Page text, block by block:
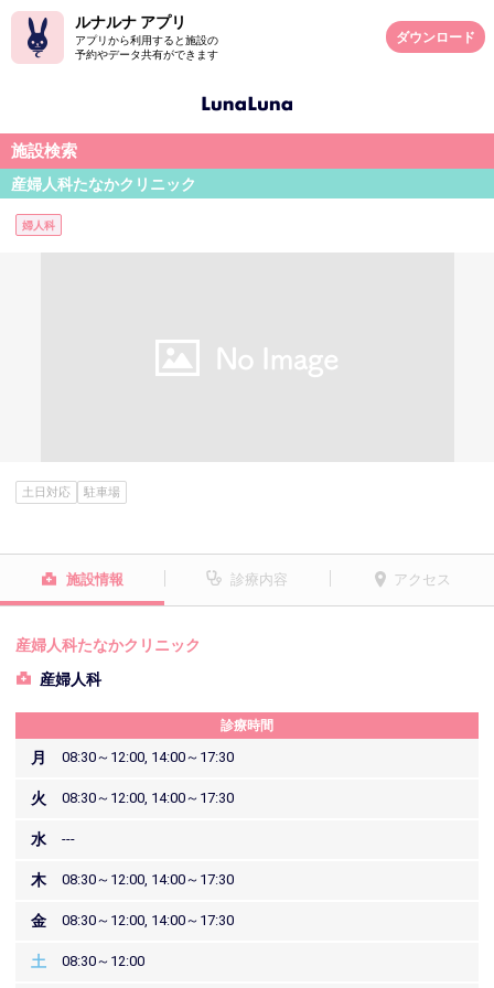
ルナルナ アプリ
アプリから利用すると施設の
予約やデータ共有ができます
ダウンロード
施設検索
産婦人科たなかクリニック
婦人科
土日対応 駐車場
施設情報 診療内容 アクセス
産婦人科たなかクリニック
産婦人科
診療時間
月 08:30～12:00, 14:00～17:30
火 08:30～12:00, 14:00～17:30
水 ---
木 08:30～12:00, 14:00～17:30
金 08:30～12:00, 14:00～17:30
土 08:30～12:00